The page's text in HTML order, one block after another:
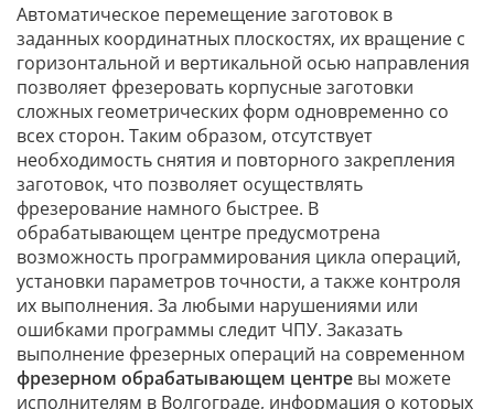
Автоматическое перемещение заготовок в
заданных координатных плоскостях, их вращение с
горизонтальной и вертикальной осью направления
позволяет фрезеровать корпусные заготовки
сложных геометрических форм одновременно со
всех сторон. Таким образом, отсутствует
необходимость снятия и повторного закрепления
заготовок, что позволяет осуществлять
фрезерование намного быстрее. В
обрабатывающем центре предусмотрена
возможность программирования цикла операций,
установки параметров точности, а также контроля
их выполнения. За любыми нарушениями или
ошибками программы следит ЧПУ. Заказать
выполнение фрезерных операций на современном
фрезерном обрабатывающем центре вы можете
исполнителям в Волгограде, информация о которых